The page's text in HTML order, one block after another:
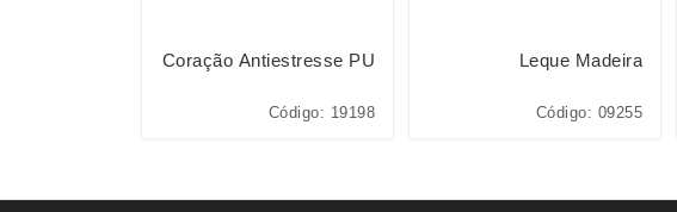
Coração Antiestresse PU
Código: 19198
Leque Madeira
Código: 09255